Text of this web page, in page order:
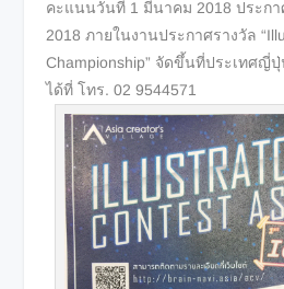
คะแนนวันที่ 1 มีนาคม 2018 ประก
2018 ภายในงานประกาศรางวัล
Championship” จัดขึ้นที่ประเทศญี่
ได้ที่ โทร. 02 9544571